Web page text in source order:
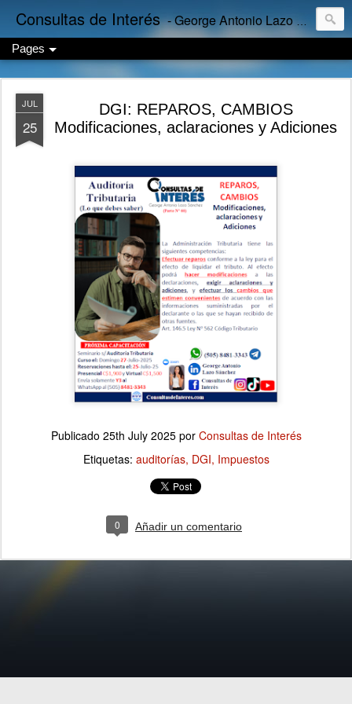
Consultas de Interés - George Antonio Lazo Sánchez
Pages
JUL
25
DGI: REPAROS, CAMBIOS
Modificaciones, aclaraciones y Adiciones
Publicado 25th July 2025por Consultas de Interés
Etiquetas: auditorías DGI Impuestos
0 Añadir un comentario